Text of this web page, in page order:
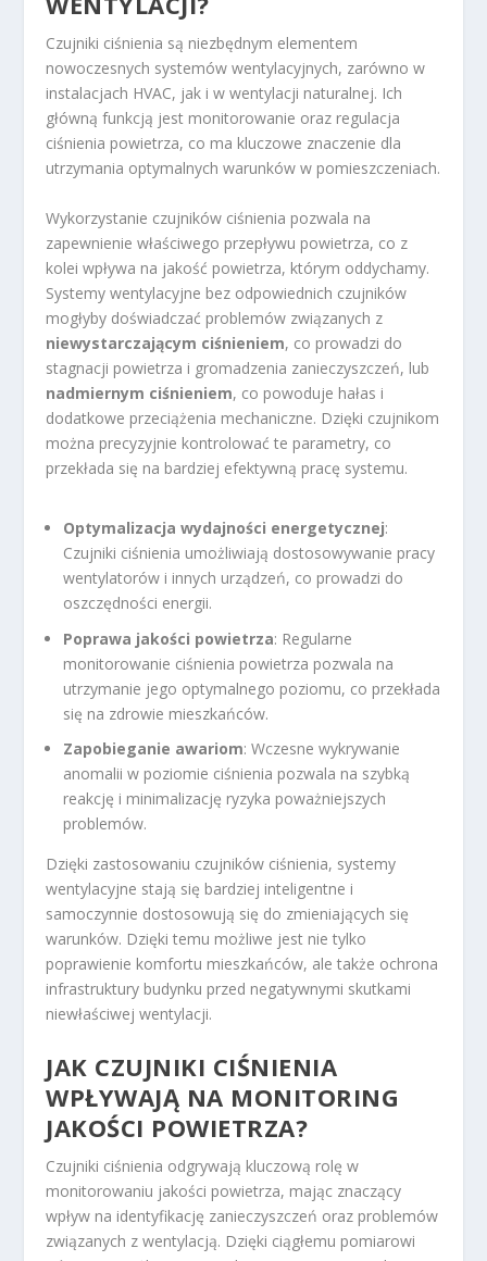
Czujniki ciśnienia są niezbędnym elementem
nowoczesnych systemów wentylacyjnych, zarówno w
instalacjach HVAC, jak i w wentylacji naturalnej. Ich
główną funkcją jest monitorowanie oraz regulacja
ciśnienia powietrza, co ma kluczowe znaczenie dla
utrzymania optymalnych warunków w pomieszczeniach.
Wykorzystanie czujników ciśnienia pozwala na
zapewnienie właściwego przepływu powietrza, co z
kolei wpływa na jakość powietrza, którym oddychamy.
Systemy wentylacyjne bez odpowiednich czujników
mogłyby doświadczać problemów związanych z
niewystarczającym ciśnieniem, co prowadzi do
stagnacji powietrza i gromadzenia zanieczyszczeń, lub
nadmiernym ciśnieniem, co powoduje hałas i
dodatkowe przeciążenia mechaniczne. Dzięki czujnikom
można precyzyjnie kontrolować te parametry, co
przekłada się na bardziej efektywną pracę systemu.
Optymalizacja wydajności energetycznej:
Czujniki ciśnienia umożliwiają dostosowywanie pracy
wentylatorów i innych urządzeń, co prowadzi do
oszczędności energii.
Poprawa jakości powietrza: Regularne
monitorowanie ciśnienia powietrza pozwala na
utrzymanie jego optymalnego poziomu, co przekłada
się na zdrowie mieszkańców.
Zapobieganie awariom: Wczesne wykrywanie
anomalii w poziomie ciśnienia pozwala na szybką
reakcję i minimalizację ryzyka poważniejszych
problemów.
Dzięki zastosowaniu czujników ciśnienia, systemy
wentylacyjne stają się bardziej inteligentne i
samoczynnie dostosowują się do zmieniających się
warunków. Dzięki temu możliwe jest nie tylko
poprawienie komfortu mieszkańców, ale także ochrona
infrastruktury budynku przed negatywnymi skutkami
niewłaściwej wentylacji.
JAK CZUJNIKI CIŚNIENIA
WPŁYWAJĄ NA MONITORING
JAKOŚCI POWIETRZA?
Czujniki ciśnienia odgrywają kluczową rolę w
monitorowaniu jakości powietrza, mając znaczący
wpływ na identyfikację zanieczyszczeń oraz problemów
związanych z wentylacją. Dzięki ciągłemu pomiarowi